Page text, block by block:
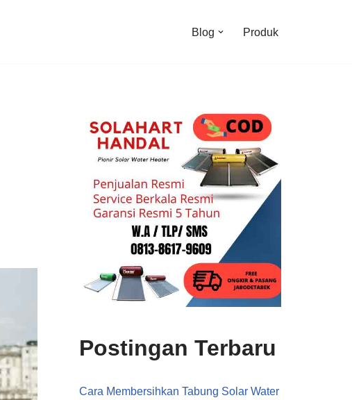
Blog Produk
Postingan Terbaru
Cara Membersihkan Tabung Solar Water